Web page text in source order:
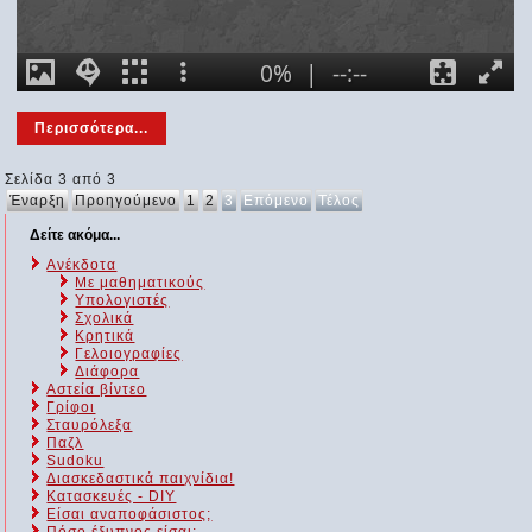
Περισσότερα...
Σελίδα 3 από 3
Έναρξη Προηγούμενο 1 2 3 Επόμενο Τέλος
Δείτε ακόμα...
Ανέκδοτα
Με μαθηματικούς
Υπολογιστές
Σχολικά
Κρητικά
Γελοιογραφίες
Διάφορα
Αστεία βίντεο
Γρίφοι
Σταυρόλεξα
Παζλ
Sudoku
Διασκεδαστικά παιχνίδια!
Κατασκευές - DIY
Είσαι αναποφάσιστος;